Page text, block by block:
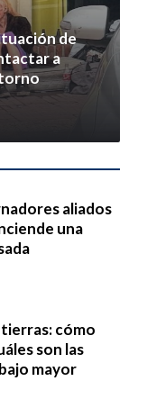
de
a
aliados
una
cómo
son las
mayor